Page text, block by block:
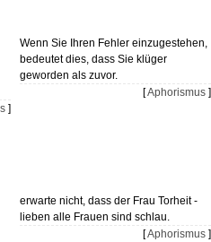
]
Wenn Sie Ihren Fehler einzugestehen,
bedeutet dies, dass Sie klüger
geworden als zuvor.
[Aphorismus ]
erwarte nicht, dass der Frau Torheit -
lieben alle Frauen sind schlau.
[Aphorismus ]